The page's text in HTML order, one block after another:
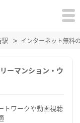
駅 インターネット無料
ーマンション・ウ
トワークや動画視聴